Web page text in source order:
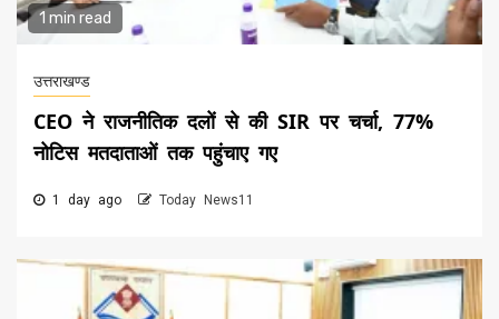
1 min read
उत्तराखण्ड
CEO ने राजनीतिक दलों से की SIR पर चर्चा, 77%
नोटिस मतदाताओं तक पहुंचाए गए
1 day ago Today News11